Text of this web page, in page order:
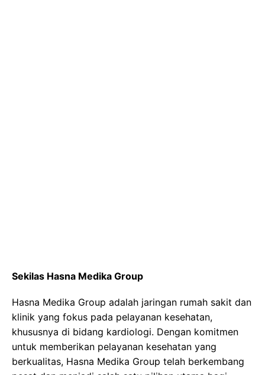
Sekilas Hasna Medika Group
Hasna Medika Group adalah jaringan rumah sakit dan
klinik yang fokus pada pelayanan kesehatan,
khususnya di bidang kardiologi. Dengan komitmen
untuk memberikan pelayanan kesehatan yang
berkualitas, Hasna Medika Group telah berkembang